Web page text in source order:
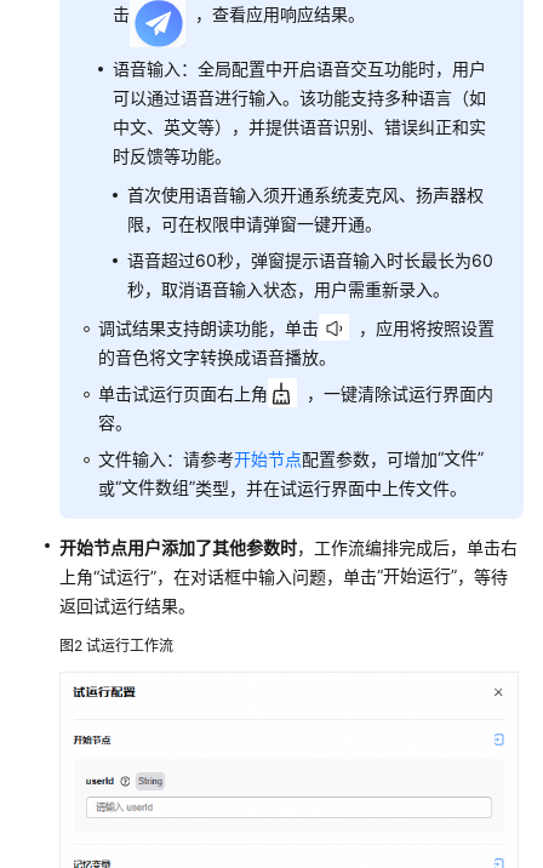
工
流
编
排
逻
创
建
作
行
工
击
，查看应用响应结果。
语音输入：全局配置中开启语音交互功能时，用户
可以通过语音进行输入。该功能支持多种语言（如
中文、英文等），并提供语音识别、错误纠正和实
时反馈等功能。
首次使用语音输入须开通系统麦克风、扬声器权
限，可在权限申请弹窗一键开通。
语音超过60秒，弹窗提示语音输入时长最长为60
秒，取消语音输入状态，用户需重新录入。
调试结果支持朗读功能，单击
，应用将按照设置
的音色将文字转换成语音播放。
单击试运行页面右上角
，一键清除试运行界面内
容。
文件输入：请参考开始节点配置参数，可增加“文件”
或“文件数组”类型，并在试运行界面中上传文件。
开始节点用户添加了其他参数时，工作流编排完成后，单击右
上角“试运行”，在对话框中输入问题，单击“开始运行”，等待
返回试运行结果。
图2 试运行工作流